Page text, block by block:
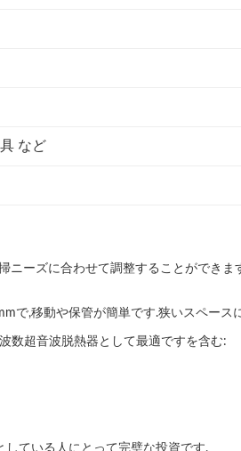
など
ニーズに合わせて調整することができ
で,移動や保管が簡単です.狭いスペース
数超音波脱熱器として最適ですを含む:
ている人にとって完璧な投資です.